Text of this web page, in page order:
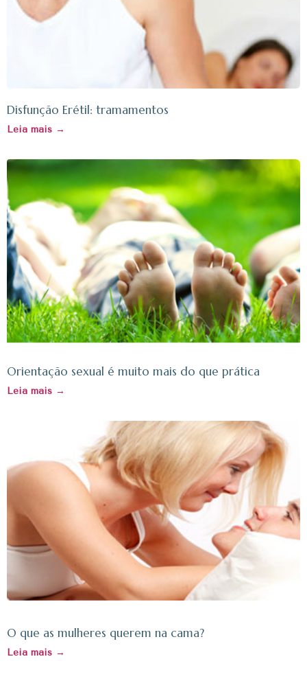
Disfunção Erétil: tramamentos
Leia mais →
Orientação sexual é muito mais do que prática
Leia mais →
O que as mulheres querem na cama?
Leia mais →